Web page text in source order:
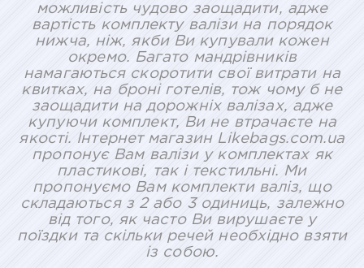
можливість чудово заощадити, адже
вартість комплекту валізи на порядок
нижча, ніж, якби Ви купували кожен
окремо. Багато мандрівників
намагаються скоротити свої витрати на
квитках, на броні готелів, тож чому б не
заощадити на дорожніх валізах, адже
купуючи комплект, Ви не втрачаєте на
якості. Інтернет магазин Likebags.com.ua
пропонує Вам валізи у комплектах як
пластикові, так і текстильні. Ми
пропонуємо Вам комплекти валіз, що
складаються з 2 або 3 одиниць, залежно
від того, як часто Ви вирушаєте у
поїздки та скільки речей необхідно взяти
із собою.